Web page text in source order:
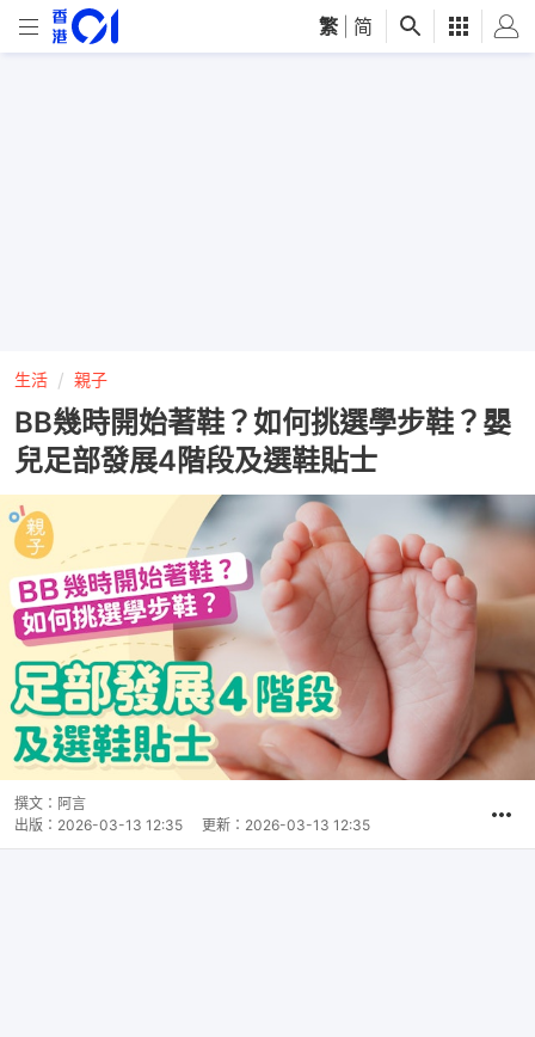
繁 简
生活 親子
BB幾時開始著鞋？如何挑選學步鞋？嬰
兒足部發展4階段及選鞋貼士
撰文： 阿言
出版： 2026-03-13 12:35 更新： 2026-03-13 12:35